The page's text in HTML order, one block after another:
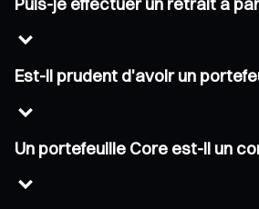
Est-il prudent d'avoir un
Un portefeuille Core est-il un